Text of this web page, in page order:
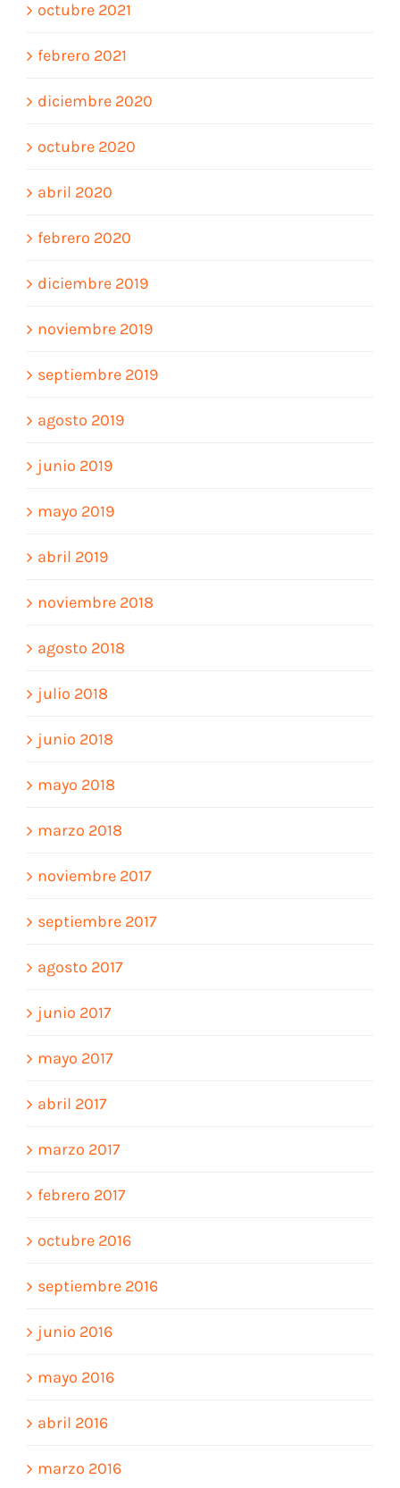
octubre 2021
febrero 2021
diciembre 2020
octubre 2020
abril 2020
febrero 2020
diciembre 2019
noviembre 2019
septiembre 2019
agosto 2019
junio 2019
mayo 2019
abril 2019
noviembre 2018
agosto 2018
julio 2018
junio 2018
mayo 2018
marzo 2018
noviembre 2017
septiembre 2017
agosto 2017
junio 2017
mayo 2017
abril 2017
marzo 2017
febrero 2017
octubre 2016
septiembre 2016
junio 2016
mayo 2016
abril 2016
marzo 2016